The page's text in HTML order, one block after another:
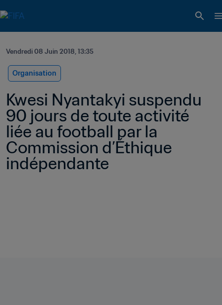
Vendredi 08 Juin 2018, 13:35
Organisation
Kwesi Nyantakyi suspendu
90 jours de toute activité
liée au football par la
Commission d’Éthique
indépendante